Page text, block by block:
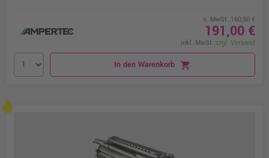
o. MwSt. 160,50 €
191,00 €
inkl. MwSt. zzgl. Versand
In den Warenkorb shopping_cart